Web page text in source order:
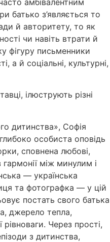
батько з’являється то
й авторитету, то як
чи навіть втрати й
фігуру письменники
а й соціальні, культурні,
ілюструють різні
дитинства», Софія
особиста оповідь
сповнена любові,
між минулим і
— українська
та фотографка — у цій
постать свого батька
джерело тепла,
Через прості,
з дитинства,